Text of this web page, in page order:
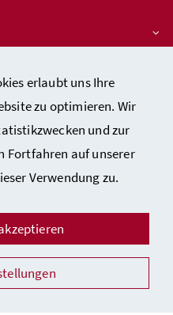
erlaubt uns Ihre
zu optimieren. Wir
und zur
Fortfahren auf unserer
Verwendung zu.